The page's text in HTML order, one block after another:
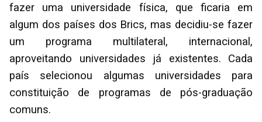
fazer uma universidade física, que ficaria em
algum dos países dos Brics, mas decidiu-se fazer
um programa multilateral, internacional,
aproveitando universidades já existentes. Cada
país selecionou algumas universidades para
constituição de programas de pós-graduação
comuns.